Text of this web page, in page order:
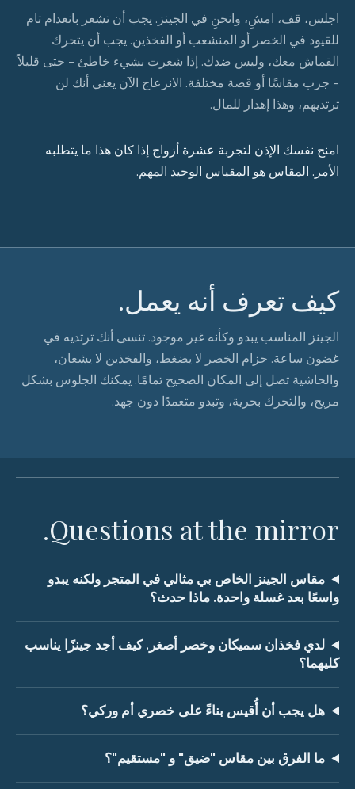
اجلس، قف، امشِ، وانحنِ في الجينز. يجب أن تشعر بانعدام تام
للقيود في الخصر أو المنشعب أو الفخذين. يجب أن يتحرك
القماش معك، وليس ضدك. إذا شعرت بشيء خاطئ - حتى قليلاً
- جرب مقاسًا أو قصة مختلفة. الانزعاج الآن يعني أنك لن
ترتديهم، وهذا إهدار للمال.
امنح نفسك الإذن لتجربة عشرة أزواج إذا كان هذا ما يتطلبه
الأمر. المقاس هو المقياس الوحيد المهم.
كيف تعرف أنه يعمل.
الجينز المناسب يبدو وكأنه غير موجود. تنسى أنك ترتديه في
غضون ساعة. حزام الخصر لا يضغط، والفخذين لا يشعان،
والحاشية تصل إلى المكان الصحيح تمامًا. يمكنك الجلوس بشكل
مريح، والتحرك بحرية، وتبدو متعمدًا دون جهد.
Questions at the mirror.
مقاس الجينز الخاص بي مثالي في المتجر ولكنه يبدو
واسعًا بعد غسلة واحدة. ماذا حدث؟
لدي فخذان سميكان وخصر أصغر. كيف أجد جينزًا يناسب
كليهما؟
هل يجب أن أُقيس بناءً على خصري أم وركي؟
ما الفرق بين مقاس "ضيق" و "مستقيم"؟